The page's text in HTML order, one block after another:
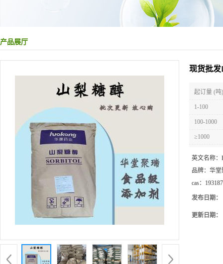
产品展厅
现货批发
起订量 (吨)
1-100
100-1000
≥1000
英文名称：
品牌： 华堂
cas：
发布日期：
更新日期：